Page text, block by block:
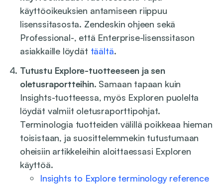
käyttöoikeuksien antamiseen riippuu
lisenssitasosta. Zendeskin ohjeen sekä
Professional-, että Enterprise-lisenssitason
asiakkaille löydät täältä.
Tutustu Explore-tuotteeseen ja sen
oletusraportteihin. Samaan tapaan kuin
Insights-tuotteessa, myös Exploren puolelta
löydät valmiit oletusraporttipohjat.
Terminologia tuotteiden välillä poikkeaa hieman
toisistaan, ja suosittelemmekin tutustumaan
oheisiin artikkeleihin aloittaessasi Exploren
käyttöä.
Insights to Explore terminology reference